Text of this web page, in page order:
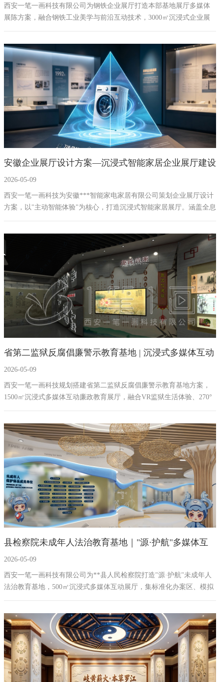
西安一笔一画科技有限公司为钢铁企业展厅打造本部基地展厅多媒体
展陈方案，融合钢铁工业美学与前沿互动技术，3000㎡沉浸式企业展
厅设计。
安徽企业展厅设计方案—沉浸式智能家居企业展厅建设
公司西安一笔一画科技
2026-05-09
西安一笔一画科技为安徽***智能家电家居有限公司策划企业展厅设计
方案，以"主动智能体验"为核心，打造沉浸式智能家居展厅。涵盖全息
投影、CAVE沉浸式空间、AR互动等多媒体展陈技术。
省第二监狱反腐倡廉警示教育基地 | 沉浸式多媒体互动
廉政教育展厅设计施工 | 西安一笔一画
2026-05-09
西安一笔一画科技规划搭建省第二监狱反腐倡廉警示教育基地方案，
1500㎡沉浸式多媒体互动廉政教育展厅，融合VR监狱生活体验、270°
环幕投影、大数据反腐可视化、忏悔墙互动投影等前沿技术，打造"清
年展厅建设经验。
县检察院未成年人法治教育基地｜"源·护航"多媒体互
动展厅设计施工一体化案例-西安一笔一画
2026-05-09
西安一笔一画科技有限公司为**县人民检察院打造"源·护航"未成年人
法治教育基地，500㎡沉浸式多媒体互动展厅，集标准化办案区、模拟
法庭、VR校园欺凌体验、AI法治问答、六大保护主题展区于一体。融
方案。